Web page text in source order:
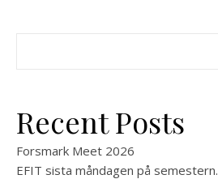
Recent Posts
Forsmark Meet 2026
EFIT sista måndagen på semestern.